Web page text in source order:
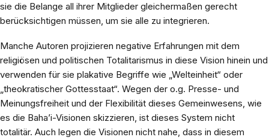
sie die Belange all ihrer Mitglieder gleichermaßen gerecht
berücksichtigen müssen, um sie alle zu integrieren.
Manche Autoren projizieren negative Erfahrungen mit dem
religiösen und politischen Totalitarismus in diese Vision hinein und
verwenden für sie plakative Begriffe wie „Welteinheit“ oder
„theokratischer Gottesstaat“. Wegen der o.g. Presse- und
Meinungsfreiheit und der Flexibilität dieses Gemeinwesens, wie
es die Baha’i-Visionen skizzieren, ist dieses System nicht
totalitär. Auch legen die Visionen nicht nahe, dass in diesem